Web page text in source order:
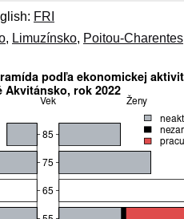
FRI
, Limuzínsko, Poitou-Charentes